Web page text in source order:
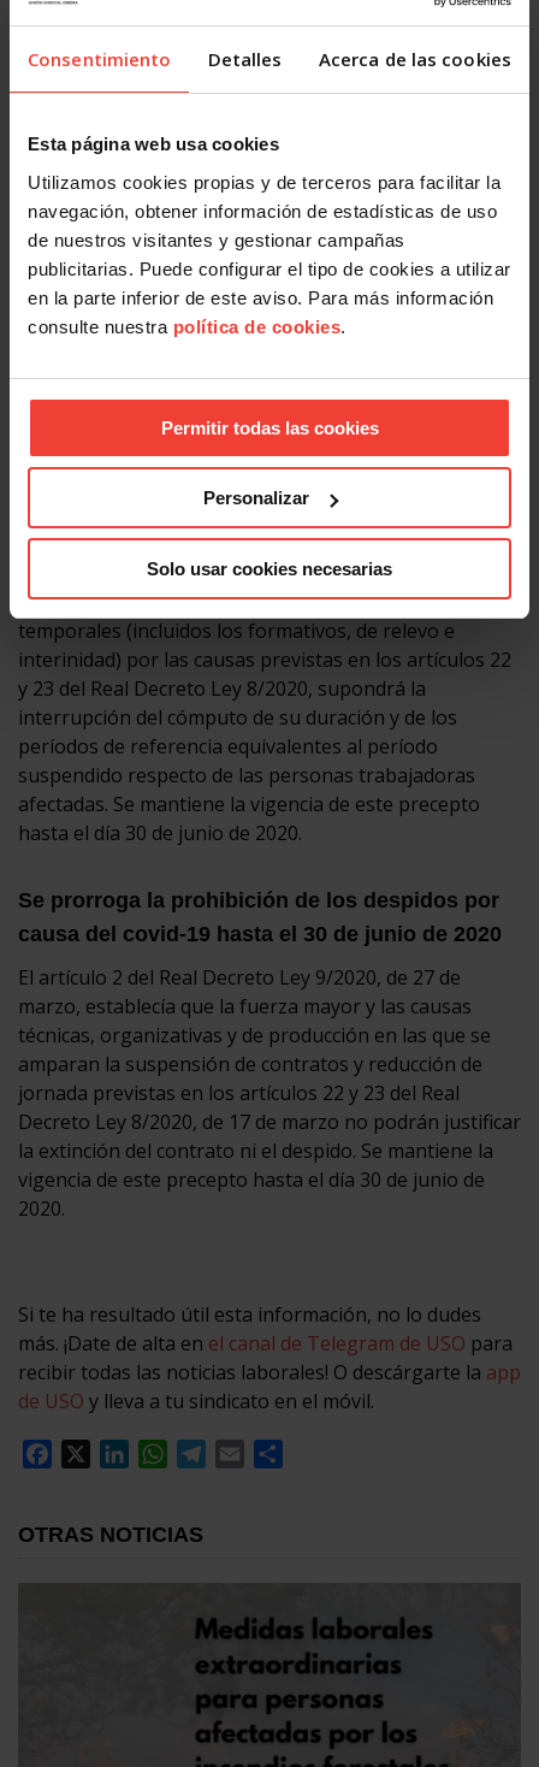
Consentimiento Detalles Acerca de las cookies
Esta página web usa cookies
Utilizamos cookies propias y de terceros para facilitar la
navegación, obtener información de estadísticas de uso
de nuestros visitantes y gestionar campañas
publicitarias. Puede configurar el tipo de cookies a utilizar
en la parte inferior de este aviso. Para más información
consulte nuestra política de cookies.
Permitir todas las cookies
Personalizar
Solo usar cookies necesarias
para los trabajadores afectados por un ERTE?
tiempo mínimo cotizado y el contador a cero en la
prestación, serán aplicables hasta el 30 de junio de
2020 y podrán prorrogarse más allá de esa fecha, por
acuerdo del Consejo de Ministros.
Las medidas extraordinarias en materia de protección
por desempleo relativas a los trabajadores fijos
discontinuos y a aquellos que realizan trabajos fijos y
en el artículo 25.6 del Real Decreto Ley 8/2020), se
aplicarán hasta el 31 de diciembre de 2020.
¿Qué otras medidas de protección se
prorrogan?
El artículo 5 del Real Decreto Ley 9/2020, de 27 de
marzo, indicaba que la suspensión de los contratos
temporales (incluidos los formativos, de relevo e
interinidad) por las causas previstas en los artículos 22
y 23 del Real Decreto Ley 8/2020, supondrá la
interrupción del cómputo de su duración y de los
períodos de referencia equivalentes al período
suspendido respecto de las personas trabajadoras
afectadas. Se mantiene la vigencia de este precepto
hasta el día 30 de junio de 2020.
Se prorroga la prohibición de los despidos por
causa del covid-19 hasta el 30 de junio de 2020
El artículo 2 del Real Decreto Ley 9/2020, de 27 de
marzo, establecía que la fuerza mayor y las causas
técnicas, organizativas y de producción en las que se
amparan la suspensión de contratos y reducción de
jornada previstas en los artículos 22 y 23 del Real
Decreto Ley 8/2020, de 17 de marzo no podrán justificar
la extinción del contrato ni el despido. Se mantiene la
vigencia de este precepto hasta el día 30 de junio de
2020.
Si te ha resultado útil esta información, no lo dudes
más. ¡Date de alta en el canal de Telegram de USO para
recibir todas las noticias laborales! O descárgarte la app
de USO y lleva a tu sindicato en el móvil.
Facebook
LinkedInWhatsApp
Telegram
Email
OTRAS NOTICIAS